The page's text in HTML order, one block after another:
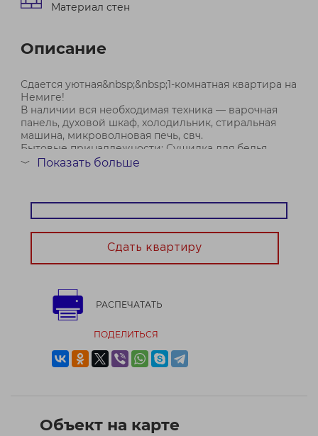
Материал стен
Описание
Сдается уютная&nbsp;&nbsp;1-комнатная квартира на
Немиге!
В наличии вся необходимая техника — варочная
панель, духовой шкаф, холодильник, стиральная
машина, микроволновая печь, свч.
Бытовые принадлежности: Сушилка для белья.
Застекленный балкон из кухни&nbsp;&nbsp;—
﹀ Показать больше
Сдать квартиру
РАСПЕЧАТАТЬ
ПОДЕЛИТЬСЯ
Объект на карте